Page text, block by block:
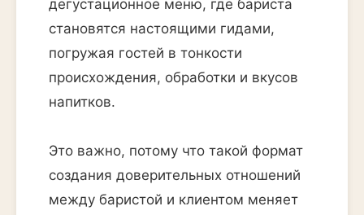
дегустационное меню, где бариста
становятся настоящими гидами,
погружая гостей в тонкости
происхождения, обработки и вкусов
напитков.
Это важно, потому что такой формат
создания доверительных отношений
между баристой и клиентом меняет